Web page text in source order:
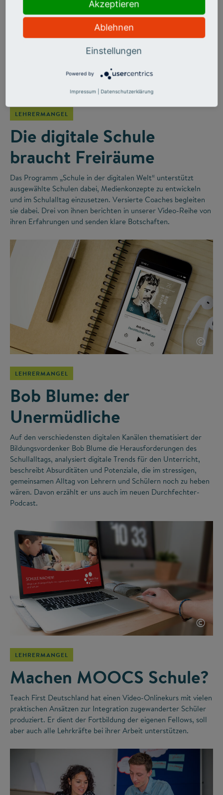
LEHRERMANGEL
Die digitale Schule
braucht Freiräume
Das Programm „Schule in der digitalen Welt“ unterstützt
ausgewählte Schulen dabei, Medienkonzepte zu entwickeln
und im Schulalltag einzusetzen. Versierte Coaches begleiten
sie dabei. Drei von ihnen berichten in unserer Video-Reihe von
ihren Erfahrungen und senden klare Botschaften.
©
LEHRERMANGEL
Bob Blume: der
Unermüdliche
Auf den verschiedensten digitalen Kanälen thematisiert der
Bildungsvordenker Bob Blume die Herausforderungen des
Schullalltags, analysiert digitale Trends für den Unterricht,
beschreibt Absurditäten und Potenziale, die im stressigen,
gemeinsamen Alltag von Lehrern und Schülern noch zu heben
wären. Davon erzählt er uns auch im neuen Durchfechter-
Podcast.
©
LEHRERMANGEL
Machen MOOCS Schule?
Teach First Deutschland hat einen Video-Onlinekurs mit vielen
praktischen Ansätzen zur Integration zugewanderter Schüler
produziert. Er dient der Fortbildung der eigenen Fellows, soll
aber auch alle Lehrkräfte bei ihrer Arbeit unterstützen.
Akzeptieren
Ablehnen
Einstellungen
Powered by
Impressum Datenschutzerklärung